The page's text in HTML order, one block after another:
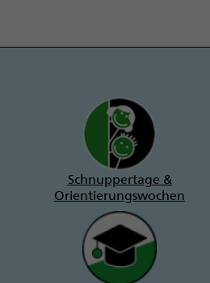
Schnuppertage &
Orientierungswochen